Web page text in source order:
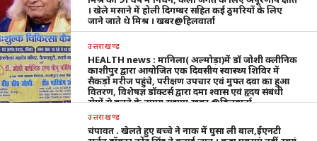
। खेले मसाने में होली दिगम्बर सहित कई ठुमरियों के लिए
जाने जाते थे मिश्र । खबर@हिलवार्ता
उत्तराखण्ड
HEALTH news : मानिला( अल्मोड़ा)में डॉ जोशी क्लीनिक
काशीपुर द्वारा आयोजित एक दिवसीय स्वास्थ्य शिविर में
सैकड़ों मरीज पहुंचे, परीक्षण उपचार एवं मुफ्त दवा का हुआ
वितरण, विशेषज्ञ डॉक्टर्स द्वारा दमा श्वास एवं हृदय संबंधी
रोगों से बचने के उपाय सुझाए,खबर @हिलवार्ता
उत्तराखण्ड
चंपावत . खेलते हुए बच्चे ने नाक में घुसा ली बाल,ईएनटी